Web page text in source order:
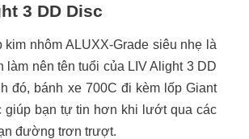
3 DD Disc
kim nhôm ALUXX-Grade siêu nhẹ là
làm nên tên tuổi của LIV Alight 3 DD
đó, bánh xe 700C đi kèm lốp Giant
giúp bạn tự tin hơn khi lướt qua các
đường trơn trượt.